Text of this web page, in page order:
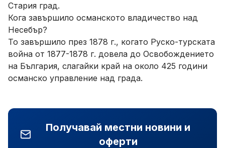
Стария град.
Кога завършило османското владичество над
Несебър?
То завършило през 1878 г., когато Руско-турската
война от 1877-1878 г. довела до Освобождението
на България, слагайки край на около 425 години
османско управление над града.
Получавай местни новини и
оферти